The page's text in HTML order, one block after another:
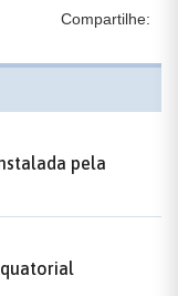
Compartilhe:
pela